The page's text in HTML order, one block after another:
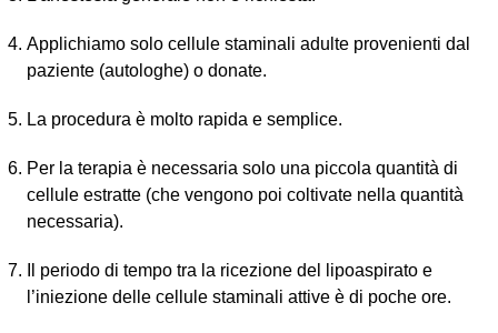
Applichiamo solo cellule staminali adulte provenienti dal
paziente (autologhe) o donate.
La procedura è molto rapida e semplice.
Per la terapia è necessaria solo una piccola quantità di
cellule estratte (che vengono poi coltivate nella quantità
necessaria).
Il periodo di tempo tra la ricezione del lipoaspirato e
l’iniezione delle cellule staminali attive è di poche ore.